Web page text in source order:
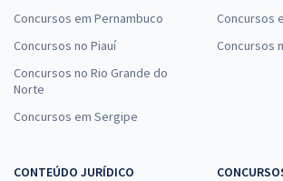
Concursos em Pernambuco
Concursos no Piauí
Concursos no Rio Grande do
Norte
Concursos em Sergipe
Concursos
Concursos
CONTEÚDO JURÍDICO